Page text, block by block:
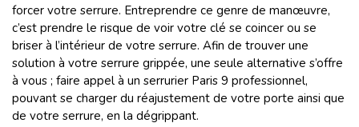
forcer votre serrure. Entreprendre ce genre de manœuvre,
c’est prendre le risque de voir votre clé se coincer ou se
briser à l’intérieur de votre serrure. Afin de trouver une
solution à votre serrure grippée, une seule alternative s’offre
à vous ; faire appel à un serrurier Paris 9 professionnel,
pouvant se charger du réajustement de votre porte ainsi que
de votre serrure, en la dégrippant.